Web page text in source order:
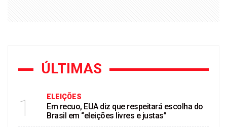
ÚLTIMAS
1 ELEIÇÕES
Em recuo, EUA diz que respeitará escolha do
Brasil em “eleições livres e justas”